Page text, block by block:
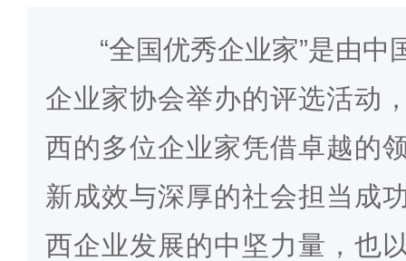
“全国优秀企业家”是由
企业家协会举办的评选活动
西的多位企业家凭借卓越的
新成效与深厚的社会担当成
西企业发展的中坚力量，也